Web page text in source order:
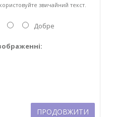
звичайний текст.
Добре
ПРОДОВЖИТИ